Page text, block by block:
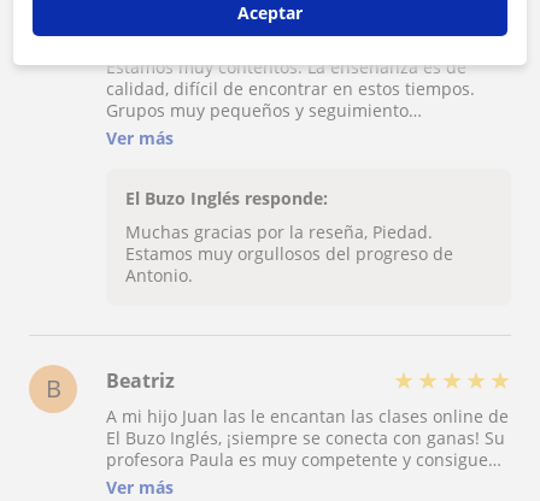
P Piedad ★★★★★
Estamos muy contentos. La enseñanza es de
calidad, difícil de encontrar en estos tiempos.
Grupos muy pequeños y seguimiento
seguimiento del niño personalizado. Notamos un
Ver más
El Buzo Inglés responde:
Muchas gracias por la reseña, Piedad.
Estamos muy orgullosos del progreso de
Antonio.
B Beatriz ★ ★ ★ ★ ★
A mi hijo Juan las le encantan las clases online de
El Buzo Inglés, ¡siempre se conecta con ganas! Su
profesora Paula es muy competente y consigue
que Juan se lance a hablar inglés olvidando la
Ver más
Aceptar